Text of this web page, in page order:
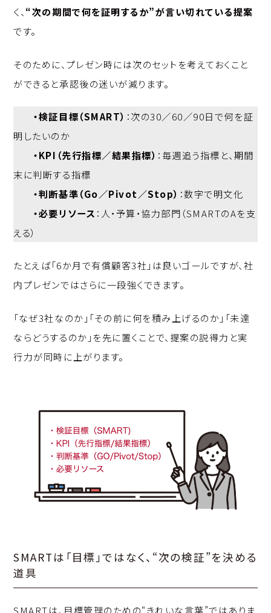
く、 “次の期間で何を証明するか”が言い切れている提案
です。
そのために、プレゼン時には次のセットを考えておくこと
ができると承認後の迷いが減ります。
・検証目標（SMART） ：次の30／60／90日で何を証
明したいのか
・KPI（先行指標／結果指標） ：毎週追う指標と、期間
末に判断する指標
・判断基準（Go／Pivot／Stop） ：数字で明文化
・必要リソース ：人・予算・協力部門（SMARTのAを支
える）
たとえば「6か月で有償顧客3社」は良いゴールですが、社
内プレゼンではさらに一段強くできます。
「なぜ3社なのか」「その前に何を積み上げるのか」「未達
ならどうするのか」を先に置くことで、提案の説得力と実
行力が同時に上がります。
SMARTは「目標」ではなく、“次の検証”を決める
道具
SMARTは、目標管理のための“きれいな言葉”ではありま